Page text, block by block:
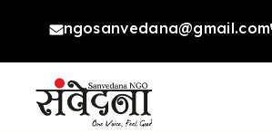
content
ngosanvedana@gmail.com